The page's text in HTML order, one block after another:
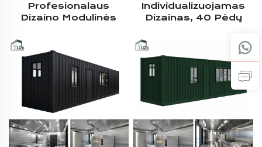
Profesionalaus
Dizaino Modulinės
Virtuvės Su Kriaukle Ir
Spintomis Kateringų
Verslui
Individualizuojamas
Dizainas, 40 Pėdų
Konteinerinės
Virtuvės Su Visais
Įrenginiais Ir Elektros